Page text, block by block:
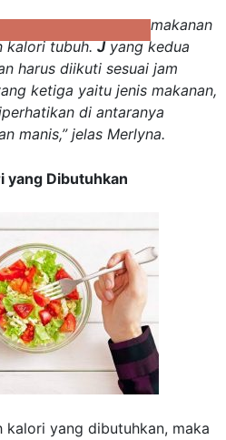
kalori. Makanlah makanan
kalori tubuh.Jyangkedua
harus diikuti sesuai jam
ketiga yaitu jenis makanan,
di antaranya
manis,” jelas Merlyna.
yang Dibutuhkan
kalori yang dibutuhkan, maka